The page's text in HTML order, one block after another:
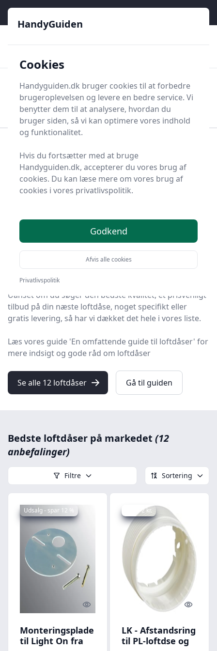
HandyGuiden
Søg nu
Søg nu
Diverse renovering og byggeri
Loftdåse
Bedste loftdåser på
markedet - 12
anbefalinger
Leder du efter de bedste loftdåser? På HandyGuiden
har vi udvalgt 12 produkter, så du let kan finde din
favorit.
Uanset om du søger den bedste kvalitet, et prisvenligt
tilbud på din næste loftdåse, noget specifikt eller
gratis levering, så har vi dækket det hele i vores liste.
Læs vores guide 'En omfattende guide til loftdåser' for
mere indsigt og gode råd om loftdåser
Se alle 12 loftdåser Gå til guiden
Bedste loftdåser på markedet (12
anbefalinger)
Filtre Sortering
Udsalg - spar 12 %
Quick look
Monteringsplade
til Light On fra
Spar -2 kr.
Quick
LK - Afstandsring
til PL-loftdse og
HandyGuiden
Cookies
Handyguiden.dk bruger cookies til at forbedre
brugeroplevelsen og levere en bedre service. Vi
benytter dem til at analysere, hvordan du
bruger siden, så vi kan optimere vores indhold
og funktionalitet.
Hvis du fortsætter med at bruge
Handyguiden.dk, accepterer du vores brug af
cookies. Du kan læse mere om vores brug af
cookies i vores privatlivspolitik.
Godkend
Afvis alle cookies
Privatlivspolitik